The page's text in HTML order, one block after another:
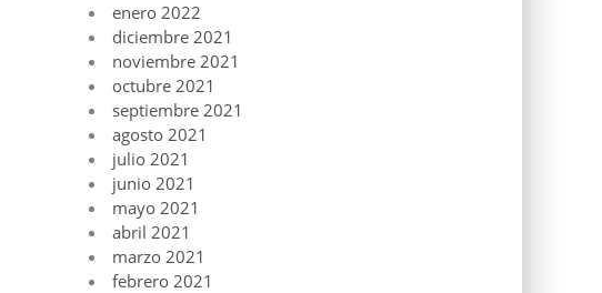
enero 2022
diciembre 2021
noviembre 2021
octubre 2021
septiembre 2021
agosto 2021
julio 2021
junio 2021
mayo 2021
abril 2021
marzo 2021
febrero 2021